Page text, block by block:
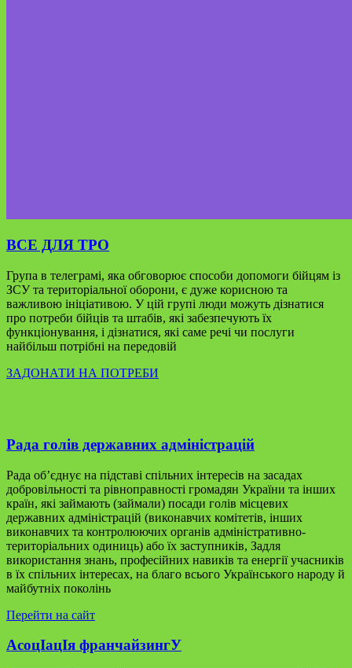
ВСЕ ДЛЯ ТРО
Група в телеграмі, яка обговорює способи допомоги бійцям із
ЗСУ та територіальної оборони, є дуже корисною та
важливою ініціативою. У цій групі люди можуть дізнатися
про потреби бійців та штабів, які забезпечують їх
функціонування, і дізнатися, які саме речі чи послуги
найбільш потрібні на передовій
ЗАДОНАТИ НА ПОТРЕБИ
Рада голів державних адміністрацій
Рада об’єднує на підставі спільних інтересів на засадах
добровільності та рівноправності громадян України та інших
країн, які займають (займали) посади голів місцевих
державних адміністрацій (виконавчих комітетів, інших
виконавчих та контролюючих органів адміністративно-
територіальних одиниць) або їх заступників, Задля
використання знань, професійних навиків та енергії учасників
в їх спільних інтересах, на благо всього Українського народу й
майбутніх поколінь
Перейти на сайт
АсоцІацІя франчайзингУ